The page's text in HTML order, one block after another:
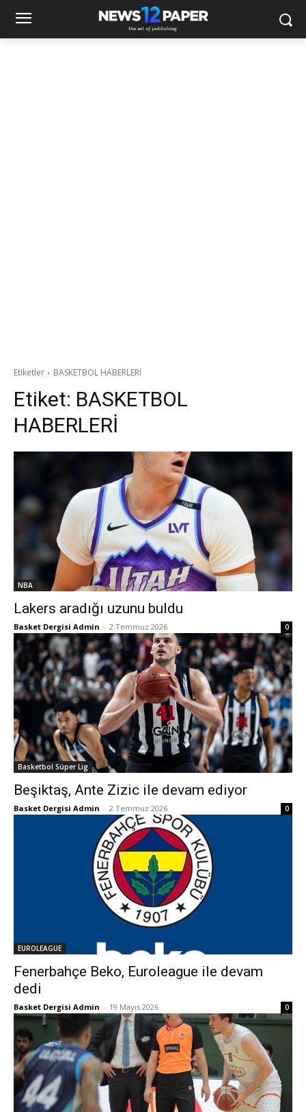
Etiketler BASKETBOL HABERLERİ
Etiket: BASKETBOL
HABERLERİ
NBA
Lakers aradığı uzunu buldu
Basket Dergisi Admin - 2 Temmuz 2026 0
Basketbol Süper Lig
Beşiktaş, Ante Zizic ile devam ediyor
Basket Dergisi Admin - 2 Temmuz 2026 0
EUROLEAGUE
Fenerbahçe Beko, Euroleague ile devam
dedi
Basket Dergisi Admin - 19 Mayıs 2026 0